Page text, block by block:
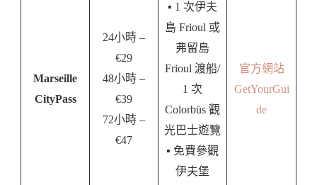
Marseille
CityPass
24小時 –
€29
48小時 –
€39
72小時 –
€47
▪️ 1 次伊夫
島 Frioul 或
弗留島
Frioul 渡船/
1 次
Colorbüs 觀
光巴士遊覽
▪️ 免費參觀
伊夫堡
官方網站
GetYourGui
de